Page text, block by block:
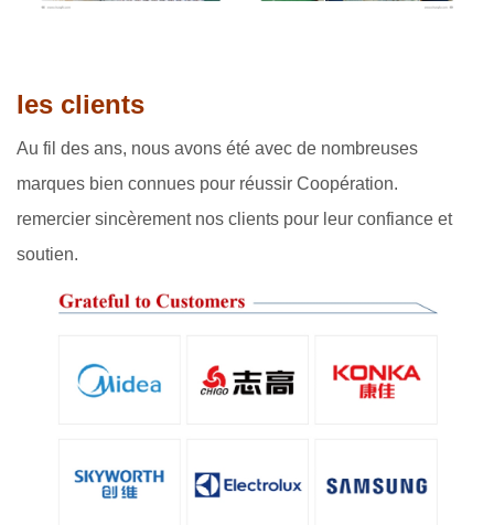
les clients
Au fil des ans, nous avons été avec de nombreuses
marques bien connues pour réussir Coopération.
remercier sincèrement nos clients pour leur confiance et
soutien.